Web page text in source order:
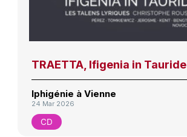
TRAETTA, Ifigenia in Tauride
Iphigénie à Vienne
24 Mar 2026
CD